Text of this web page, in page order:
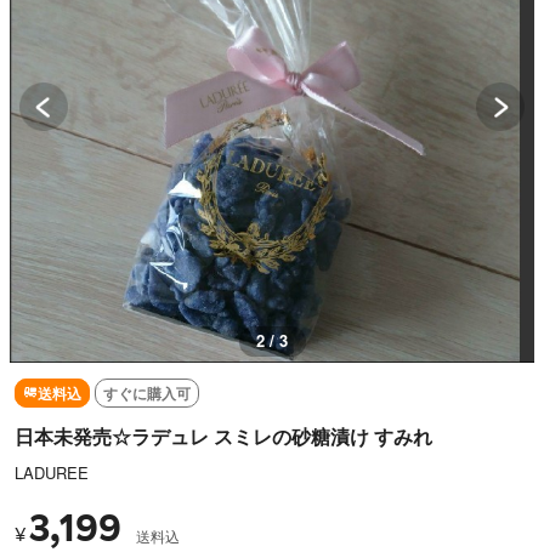
2 / 3
送料込 すぐに購入可
日本未発売☆ラデュレ スミレの砂糖漬け すみれ
LADUREE
¥3,199 送料込